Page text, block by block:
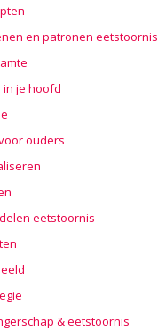
en patronen eetstoornis
in je hoofd
ouders
eetstoornis
& eetstoornis